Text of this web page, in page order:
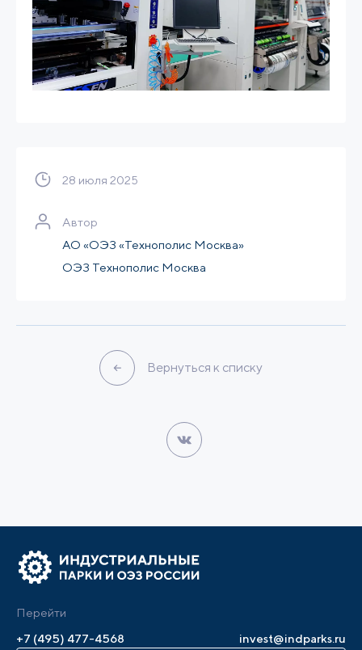
28 июля 2025
Автор
АО «ОЭЗ «Технополис Москва»
ОЭЗ Технополис Москва
Вернуться к списку
Перейти
+7 (495) 477-4568
invest@indparks.ru